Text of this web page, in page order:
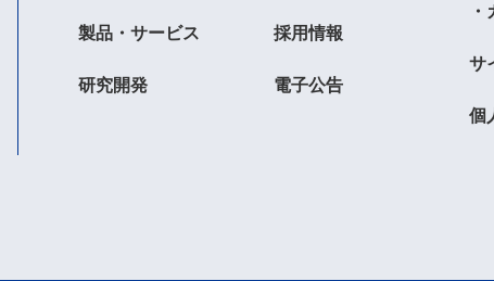
製品・サービス
研究開発
採用情報
電子公告
サ
個